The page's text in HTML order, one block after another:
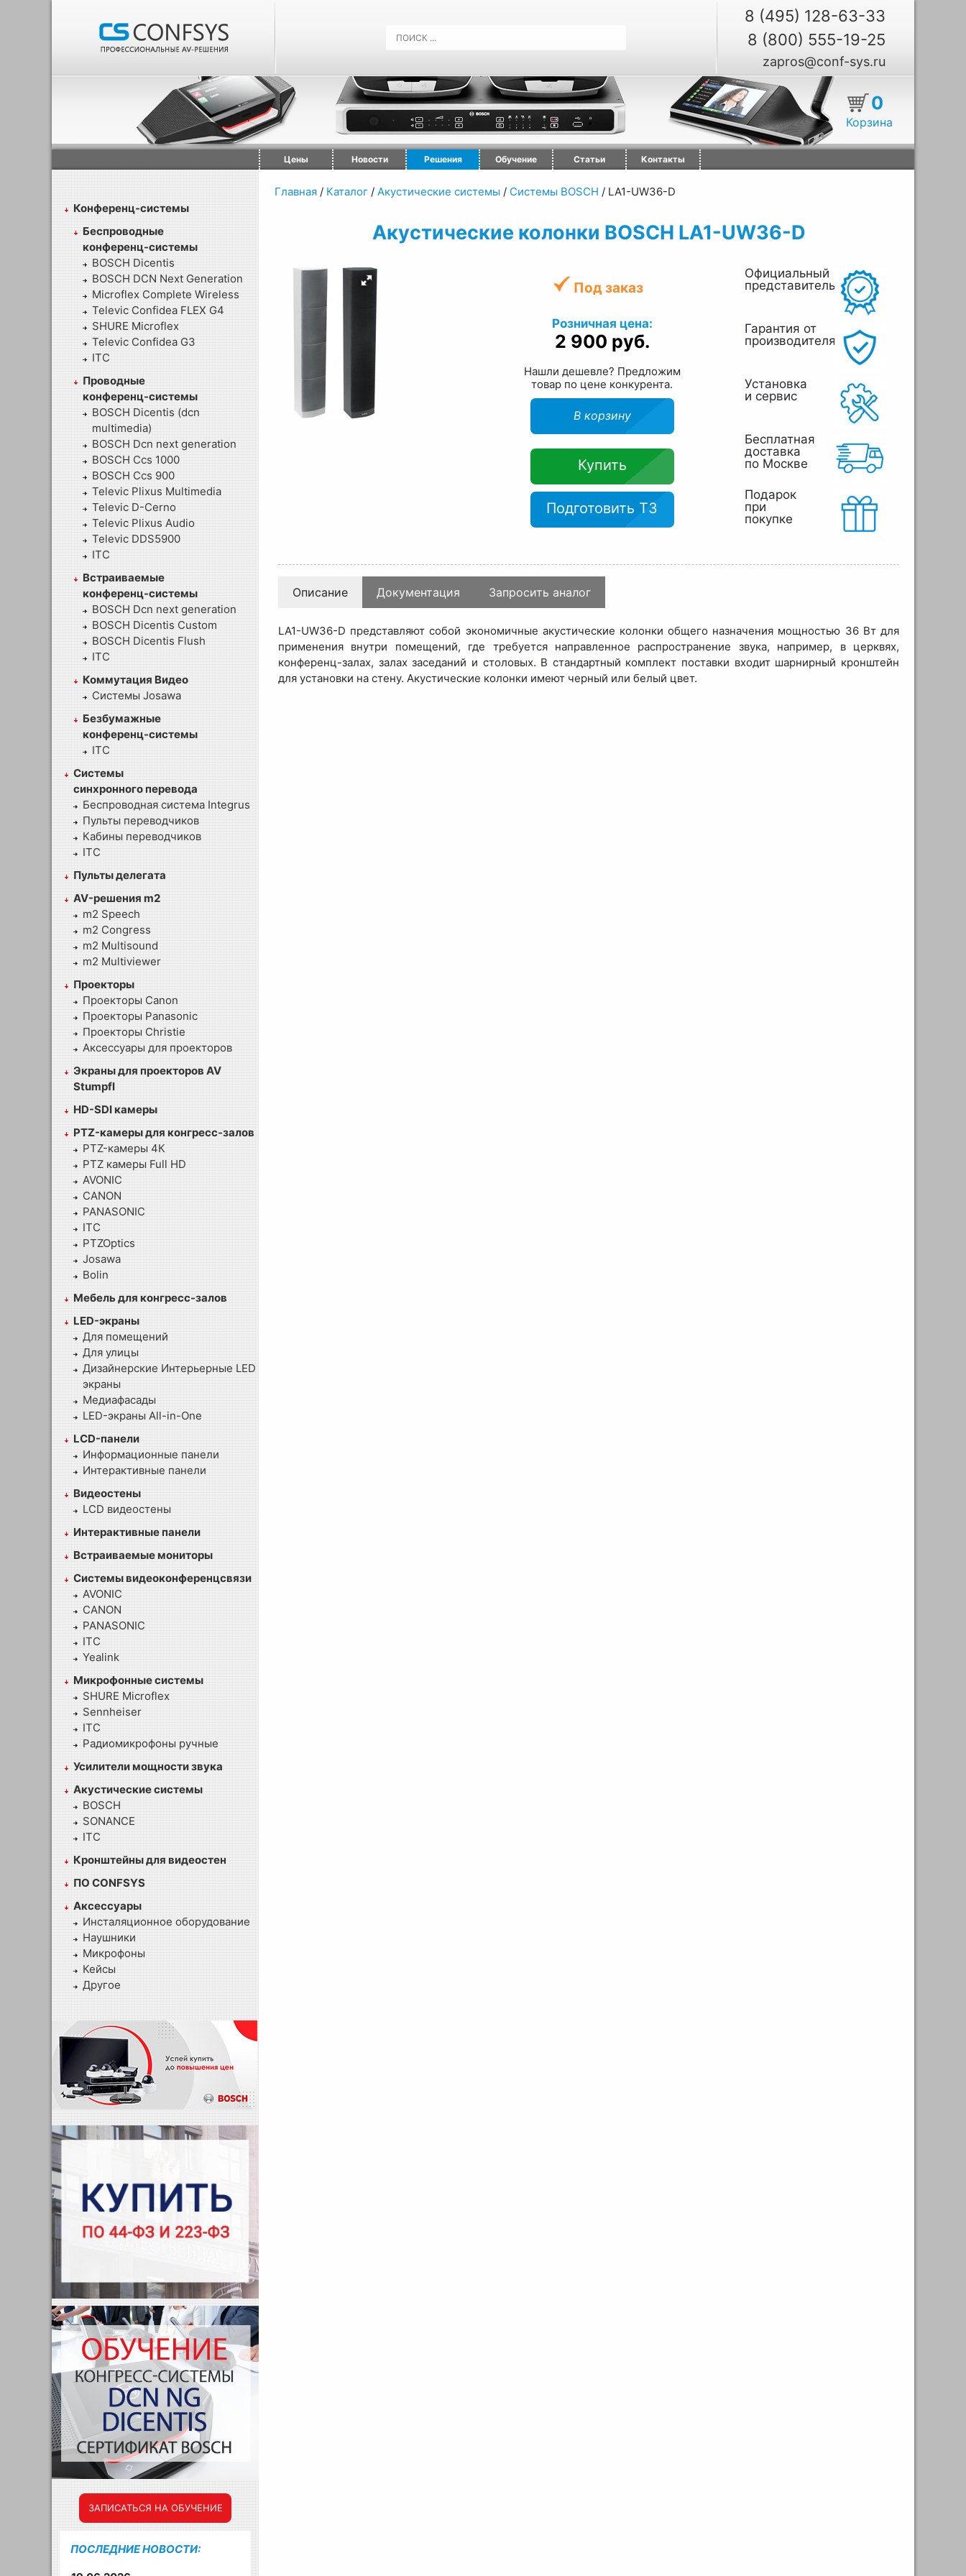
8 (495) 128-63-33
8 (800) 555-19-25
zapros@conf-sys.ru
0
Корзина
Цены Новости Решения Обучение Статьи Контакты
Конференц-системы
Беспроводные
конференц-системы
BOSCH Dicentis
BOSCH DCN Next Generation
Microflex Complete Wireless
Televic Confidea FLEX G4
SHURE Microflex
Televic Confidea G3
ITC
Проводные
конференц-системы
BOSCH Dicentis (dcn
multimedia)
BOSCH Dcn next generation
BOSCH Ccs 1000
BOSCH Ccs 900
Televic Plixus Multimedia
Televic D-Cerno
Televic Plixus Audio
Televic DDS5900
ITC
Встраиваемые
конференц-системы
BOSCH Dcn next generation
BOSCH Dicentis Custom
BOSCH Dicentis Flush
ITC
Коммутация Видео
Системы Josawa
Безбумажные
конференц-системы
ITC
Системы
синхронного перевода
Беспроводная система Integrus
Пульты переводчиков
Кабины переводчиков
ITC
Пульты делегата
AV-решения m2
m2 Speech
m2 Congress
m2 Multisound
m2 Multiviewer
Проекторы
Проекторы Canon
Проекторы Panasonic
Проекторы Christie
Аксессуары для проекторов
Экраны для проекторов AV
Stumpfl
HD-SDI камеры
PTZ-камеры для конгресс-залов
PTZ-камеры 4К
PTZ камеры Full HD
AVONIC
CANON
PANASONIC
ITC
PTZOptics
Josawa
Bolin
Мебель для конгресс-залов
LED-экраны
Для помещений
Для улицы
Дизайнерские Интерьерные LED
экраны
Медиафасады
LED-экраны All-in-One
LCD-панели
Информационные панели
Интерактивные панели
Видеостены
LCD видеостены
Интерактивные панели
Встраиваемые мониторы
Системы видеоконференцсвязи
AVONIC
CANON
PANASONIC
ITC
Yealink
Микрофонные системы
SHURE Microflex
Sennheiser
ITC
Радиомикрофоны ручные
Усилители мощности звука
Акустические системы
BOSCH
SONANCE
ITC
Кронштейны для видеостен
ПО CONFSYS
Аксессуары
Инсталяционное оборудование
Наушники
Микрофоны
Кейсы
Другое
ЗАПИСАТЬСЯ НА ОБУЧЕНИЕ
ПОСЛЕДНИЕ НОВОСТИ:
Главная / Каталог / Акустические системы / Системы BOSCH / LA1-UW36-D
Акустические колонки BOSCH LA1-UW36-D
Под заказ
Розничная цена:
2 900 руб.
Нашли дешевле? Предложим
товар по цене конкурента.
В корзину
Купить
Подготовить ТЗ
Официальный
представитель
Гарантия от
производителя
Установка
и сервис
Бесплатная
доставка
по Москве
Подарок
при
покупке
Описание Документация Запросить аналог
LA1-UW36-D представляют собой экономичные акустические колонки общего назначения мощностью 36 Вт для
применения внутри помещений, где требуется направленное распространение звука, например, в церквях,
конференц-залах, залах заседаний и столовых. В стандартный комплект поставки входит шарнирный кронштейн
для установки на стену. Акустические колонки имеют черный или белый цвет.